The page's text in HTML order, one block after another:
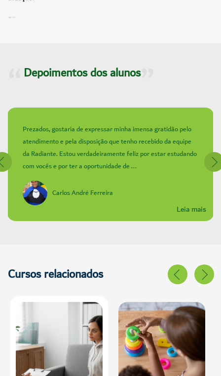
Depoimentos dos alunos
Prezados, gostaria de expressar minha imensa gratidão pelo
atendimento e pela disposição que tenho recebido da equipe
da Radiante. Estou verdadeiramente feliz por estar estudando
com vocês e por ter a oportunidade de ...
Leia mais
Carlos André Ferreira
Cursos relacionados